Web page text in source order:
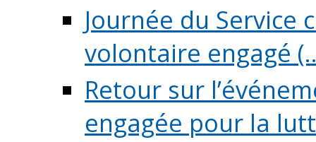
Journée du Service
volontaire engagé
Retour sur
engagée pour la